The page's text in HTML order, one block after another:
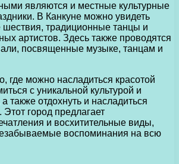
являются и местные культурные
В Канкуне можно увидеть
шествия, традиционные танцы и
артистов. Здесь также проводятся
посвященные музыке, танцам и
где можно насладиться красотой
с уникальной культурой и
также отдохнуть и насладиться
город предлагает
и восхитительные виды,
воспоминания на всю